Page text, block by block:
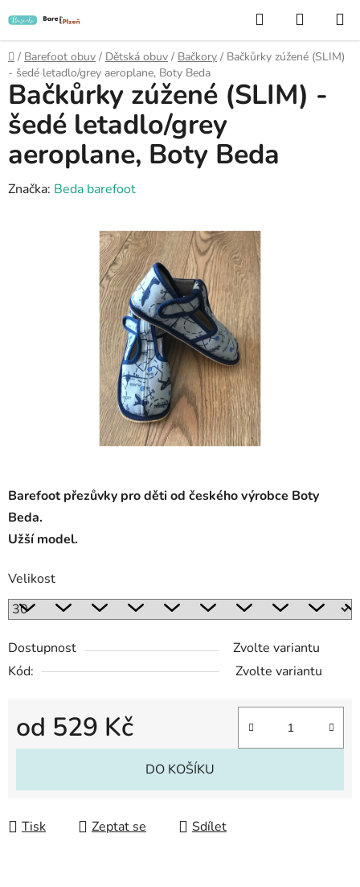
na
obsah
Hledat
KOŠÍK
Domů
/ Barefoot obuv / Dětská obuv / Bačkory / Bačkůrky zúžené (SLIM)
- šedé letadlo/grey aeroplane, Boty Beda
Barefoot přezůvky pro děti od českého výrobce Boty
Beda.
Užší model.
Velikost
Dostupnost
Zvolte variantu
Kód:
Zvolte variantu
od 529 Kč
Měrná cena:
DO KOŠÍKU
Tisk Zeptat se Sdílet
Bačkůrky zúžené (SLIM) -
šedé letadlo/grey
aeroplane, Boty Beda
Značka: Beda barefoot